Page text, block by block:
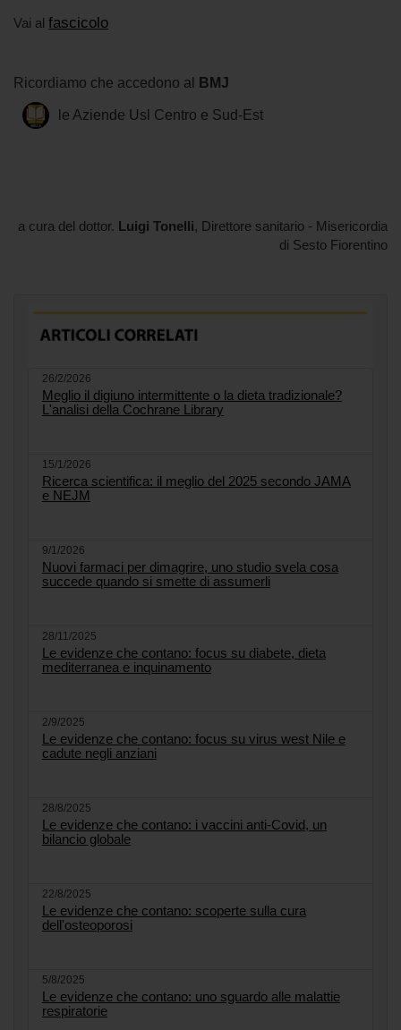
Vai al fascicolo
Ricordiamo che accedono al BMJ
le Aziende Usl Centro e Sud-Est
a cura del dottor. Luigi Tonelli, Direttore sanitario - Misericordia
di Sesto Fiorentino
26/2/2026
Meglio il digiuno intermittente o la dieta tradizionale?
L'analisi della Cochrane Library
15/1/2026
Ricerca scientifica: il meglio del 2025 secondo JAMA
e NEJM
9/1/2026
Nuovi farmaci per dimagrire, uno studio svela cosa
succede quando si smette di assumerli
28/11/2025
Le evidenze che contano: focus su diabete, dieta
mediterranea e inquinamento
2/9/2025
Le evidenze che contano: focus su virus west Nile e
cadute negli anziani
28/8/2025
Le evidenze che contano: i vaccini anti-Covid, un
bilancio globale
22/8/2025
Le evidenze che contano: scoperte sulla cura
dell'osteoporosi
5/8/2025
Le evidenze che contano: uno sguardo alle malattie
respiratorie